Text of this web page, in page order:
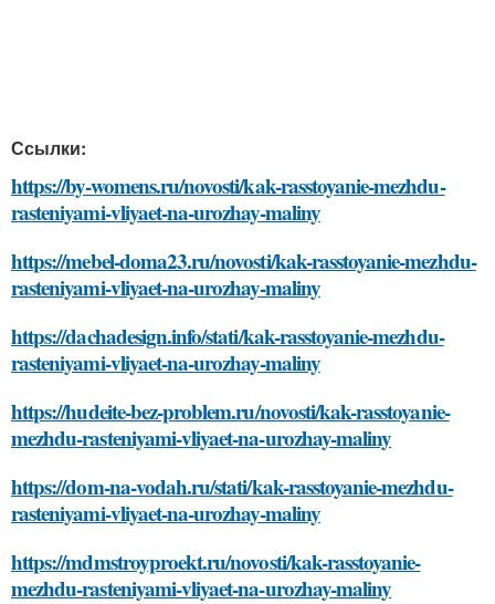
Ссылки:
https://by-womens.ru/novosti/kak-rasstoyanie-mezhdu-
rasteniyami-vliyaet-na-urozhay-maliny
https://mebel-doma23.ru/novosti/kak-rasstoyanie-mezhdu-
rasteniyami-vliyaet-na-urozhay-maliny
https://dachadesign.info/stati/kak-rasstoyanie-mezhdu-
rasteniyami-vliyaet-na-urozhay-maliny
https://hudeite-bez-problem.ru/novosti/kak-rasstoyanie-
mezhdu-rasteniyami-vliyaet-na-urozhay-maliny
https://dom-na-vodah.ru/stati/kak-rasstoyanie-mezhdu-
rasteniyami-vliyaet-na-urozhay-maliny
https://mdmstroyproekt.ru/novosti/kak-rasstoyanie-
mezhdu-rasteniyami-vliyaet-na-urozhay-maliny